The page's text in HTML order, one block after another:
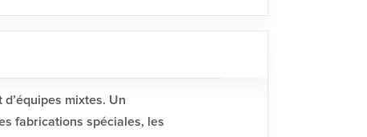
mixtes. Un
fabrications spéciales, les